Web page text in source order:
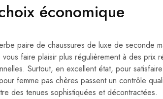
économique
paire de chaussures de luxe de seconde
faire plaisir plus régulièrement à des prix
Surtout, en excellent état, pour
femme pas chères passent un contrôle
des tenues sophistiquées et décontractées.